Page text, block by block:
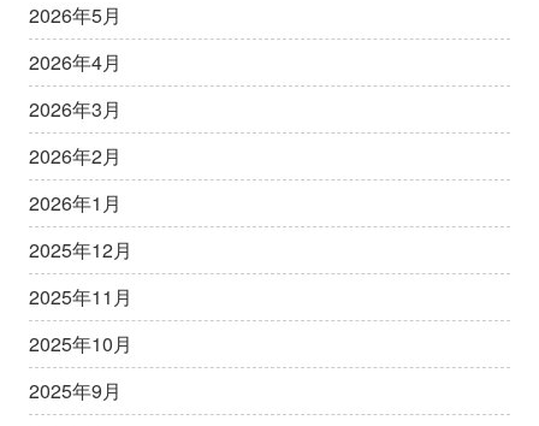
2026年5月
2026年4月
2026年3月
2026年2月
2026年1月
2025年12月
2025年11月
2025年10月
2025年9月